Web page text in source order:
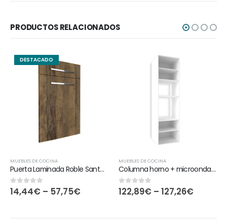
PRODUCTOS RELACIONADOS
DESTACADO
MUEBLES DE COCINA
Puerta Laminada Roble Santa Fé Vintage
0 out of 5
14,44€ – 57,75€
MUEBLES DE COCINA
Columna horno + microondas modular blanca
0out of 5
122,89€ – 127,26€